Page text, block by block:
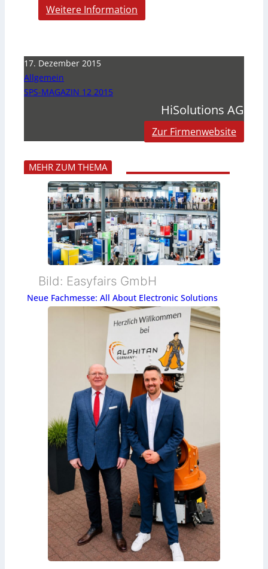
Weitere Information
17. Dezember 2015
Allgemein
SPS-MAGAZIN 12 2015
HiSolutions AG
Zur Firmenwebsite
MEHR ZUM THEMA
Bild: Easyfairs GmbH
Neue Fachmesse: All About Electronic Solutions